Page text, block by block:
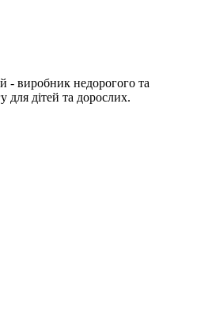
- виробник недорогого та
для дітей та дорослих.